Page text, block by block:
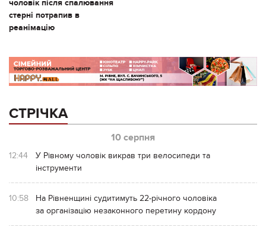
чоловік після спалювання
стерні потрапив в
реанімацію
СТРІЧКА
10 серпня
12:44
У Рівному чоловік викрав три велосипеди та
інструменти
10:58
На Рівненщині судитимуть 22-річного чоловіка
за організацію незаконного перетину кордону